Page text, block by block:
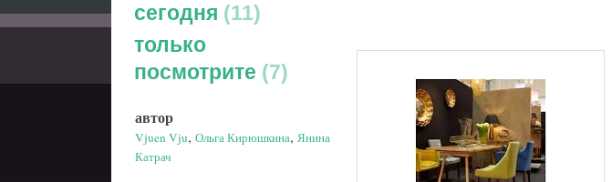
сегодня
11
только
посмотрите
7
автор
Vjuen Vju, Ольга Кирюшкина, Янина
Катрач